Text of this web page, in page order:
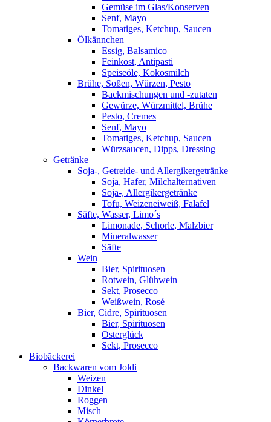
Gemüse im Glas/Konserven
Senf, Mayo
Tomatiges, Ketchup, Saucen
Ölkännchen
Essig, Balsamico
Feinkost, Antipasti
Speiseöle, Kokosmilch
Brühe, Soßen, Würzen, Pesto
Backmischungen und -zutaten
Gewürze, Würzmittel, Brühe
Pesto, Cremes
Senf, Mayo
Tomatiges, Ketchup, Saucen
Würzsaucen, Dipps, Dressing
Getränke
Soja-, Getreide- und Allergikergetränke
Soja, Hafer, Milchalternativen
Soja-, Allergikergetränke
Tofu, Weizeneiweiß, Falafel
Säfte, Wasser, Limo´s
Limonade, Schorle, Malzbier
Mineralwasser
Säfte
Wein
Bier, Spirituosen
Rotwein, Glühwein
Sekt, Prosecco
Weißwein, Rosé
Bier, Cidre, Spirituosen
Bier, Spirituosen
Osterglück
Sekt, Prosecco
Biobäckerei
Backwaren vom Joldi
Weizen
Dinkel
Roggen
Misch